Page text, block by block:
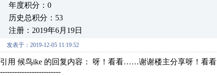
年度积分：0
历史总积分：53
注册：2019年6月19日
发表于：2019-12-05 11:19:52
引用 候鸟ike 的回复内容： 呀！看看……谢谢楼主分享呀！看
-------------------------